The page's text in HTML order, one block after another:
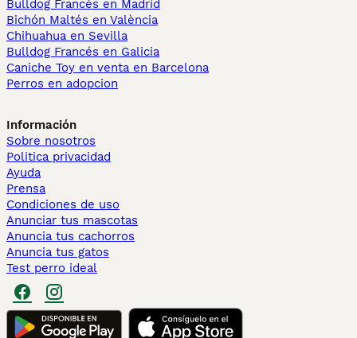
Bulldog Francés en Madrid
Bichón Maltés en València
Chihuahua en Sevilla
Bulldog Francés en Galicia
Caniche Toy en venta en Barcelona
Perros en adopcion
Información
Sobre nosotros
Politica privacidad
Ayuda
Prensa
Condiciones de uso
Anunciar tus mascotas
Anuncia tus cachorros
Anuncia tus gatos
Test perro ideal